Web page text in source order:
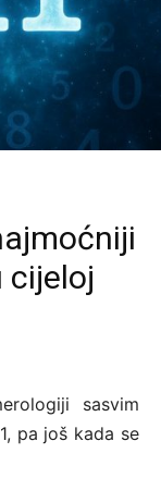
cijeloj
sasvim
pa još kada se